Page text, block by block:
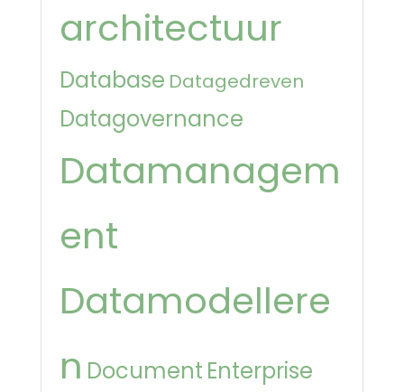
architectuur
Database Datagedreven
Datagovernance
Datamanagem
ent
Datamodellere
n Document Enterprise